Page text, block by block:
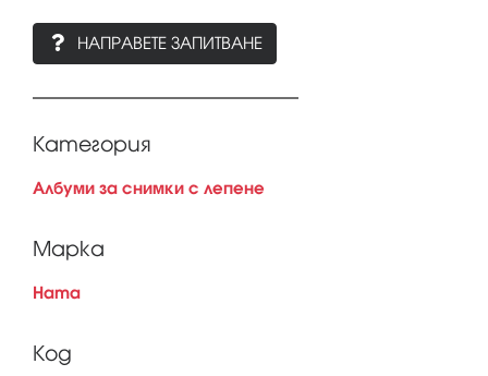
НАПРАВЕТЕ ЗАПИТВАНЕ
Категория
Албуми за снимки с лепене
Марка
Hama
Код